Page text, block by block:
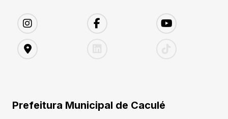
Prefeitura Municipal de Caculé